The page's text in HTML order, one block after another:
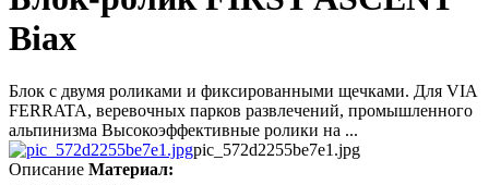
Biax
Блок с двумя роликами и фиксированными щечками. Для VIA
FERRATA, веревочных парков развлечений, промышленного
альпинизма Высокоэффективные ролики на ...
pic_572d2255be7e1.jpg
Описание Материал: